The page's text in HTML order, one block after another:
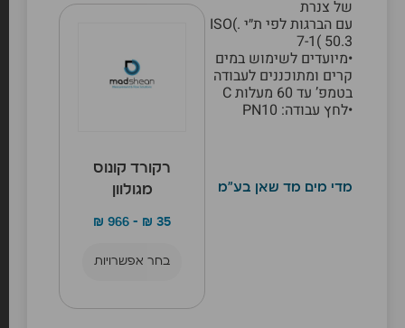
של צנרת
עם הברגות לפי ת״י .)ISO
7-1( 50.3
•מיועדים לשימוש במים
קרים ומתוכננים לעבודה
בטמפ’ עד 60 מעלות C
•לחץ עבודה: PN10
מדי מים מד שאן בע"מ
רקורד קונוס
מגולוון
₪ 35
–
₪ 966
בחר אפשרויות